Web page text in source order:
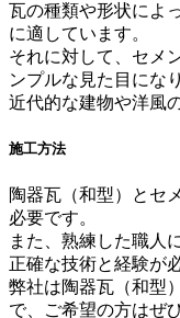
瓦の種類や形状によ
に適しています。
それに対して、セメ
ンプルな見た目にな
近代的な建物や洋風
施工方法
陶器瓦（和型）とセ
必要です。
また、熟練した職人
正確な技術と経験が
弊社は陶器瓦（和型
で、ご希望の方はぜ